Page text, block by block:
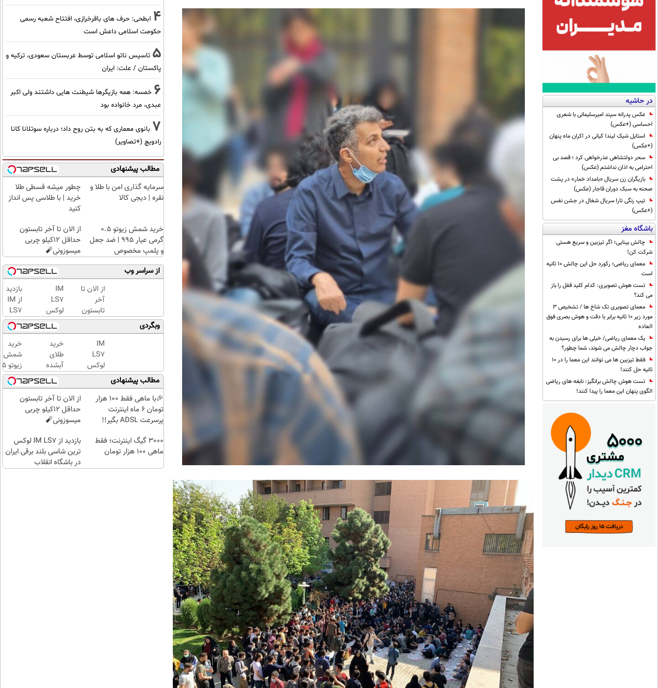
در حاشیه
عکس پدرانه سپند امیرسلیمانی با شعری
احساسی (+عکس)
استایل شیک لیندا کیانی در اکران ماه پنهان
(+عکس)
سحر دولتشاهی عذرخواهی کرد ؛ قصد بی
احترامی به اذان نداشتم (عکس)
بازیگران زن سریال «بامداد خمار» در پشت
صحنه به سبک دوران قاجار (عکس)
تیپ رنگی تارا سریال شغال در جشن نفس
(+عکس)
باشگاه مغز
چالش بینایی؛ اگر تیزبین و سریع هستی
شرکت کن!
معمای ریاضی؛ رکورد حل این چالش 10 ثانیه
است
تست هوش تصویری: کدام کلید قفل را باز
می کند؟
معمای تصویری تک شاخ ها / تشخیص 3
مورد زیر 10 ثانیه برابر با دقت و هوش بصری فوق
العاده
یک معمای ریاضی/ خیلی ها برای رسیدن به
جواب دچار چالش می شوند، شما چطور؟
فقط تیزبین ها می توانند این معما را در 10
ثانیه حل کنند!
تست هوش چالش برانگیز: نابغه های ریاضی
الگوی پنهان این معما را پیدا کنند!
4 ابطحی: حرف های باقرخرازی، افتتاح شعبه رسمی
حکومت اسلامی داعش است
5 تاسیس ناتو اسلامی توسط عربستان سعودی، ترکیه و
پاکستان / علت: ایران
6 خمسه: همه بازیگرها شیطنت هایی داشتند ولی اکبر
عبدی، مرد خانواده بود
7 بانوی معماری که به بتن روح داد؛ درباره سوتلانا کانا
رادویچ (+تصاویر)
مطالب پیشنهادی
سرمایه گذاری امن با طلا و
نقره | دیجی کالا
چطور میشه قسطی طلا
خرید | با طلاسی پس انداز
کنید
خرید شمش زیوتو ۰.۵
گرمی عیار ۹۹۵ | ضد جعل
و پلمپ مخصوص
از الان تا آخر تابستون
حداقل 12کیلو چربی
میسوزونی🧨
از سراسر وب
از الان تا
آخر
تابستون
حداقل
12کیلو
چربی
میسوزونی
🧨
IM
LS7
لوکس
ترین
شاسی
بلند
برقی
ایران
بازدید
از IM
LS7
لوکس
ترین
شاسی
بلند
برقی
ایران
در
باشگاه
وبگردی
IM
LS7
لوکس
ترین
شاسی
بلند
ایران
خرید
طلای
آبشده
حتی با
۱۰۰هزارتومان
خرید
شمش
گرمی
عیار
| ضد
مطالب پیشنهادی
🎉با ماهی فقط 100 هزار
تومان 6 ماه اینترنت
پرسرعت ADSL بگیر!!
از الان تا آخر تابستون
حداقل 12کیلو چربی
میسوزونی🧨
3000 گیگ اینترنت؛ فقط
ماهی 100 هزار تومان
بازدید از IM LS7 لوکس
ترین شاسی بلند برقی ایران
در باشگاه انقلاب